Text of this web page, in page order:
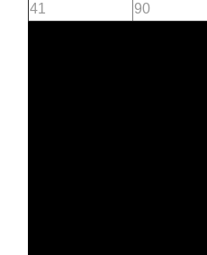
41
90